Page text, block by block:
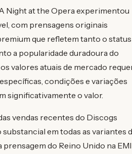
Night at the Opera experimentou
com prensagens originais
que refletem tanto o status
a popularidade duradoura do
valores atuais de mercado
condições e variações
significativamente o valor.
vendas recentes do Discogs
substancial em todas as variantes
do Reino Unido na EMI